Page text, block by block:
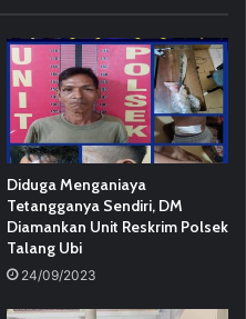
Diduga Menganiaya
Tetangganya Sendiri, DM
Diamankan Unit Reskrim Polsek
Talang Ubi
24/09/2023